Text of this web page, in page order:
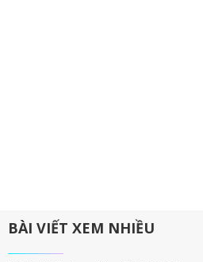
BÀI VIẾT XEM NHIỀU